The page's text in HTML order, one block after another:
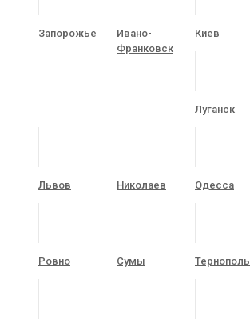
Запорожье
Ивано-
Франковск
Киев
Луганск
Львов Николаев Одесса
Ровно Сумы Тернополь